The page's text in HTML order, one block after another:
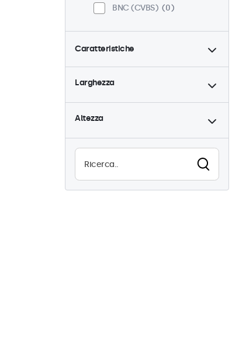
BNC (CVBS)
0
Caratteristiche
4:3 / 5:4
1
9-36 Volt
Dimmerabile
3
Leggibile alla luce del sole
1
Resistente all'acqua (IP65)
3
Larghezza
Altezza